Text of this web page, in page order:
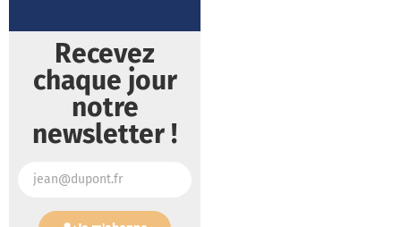
Recevez
chaque jour
notre
newsletter !